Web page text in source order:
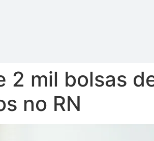
2 mil bolsas
no RN